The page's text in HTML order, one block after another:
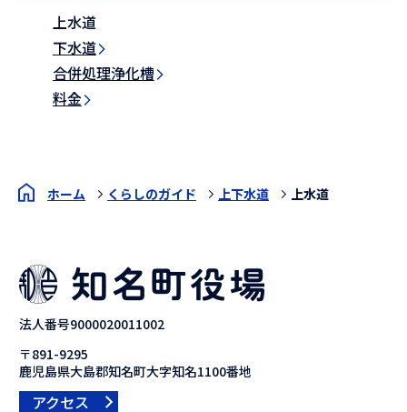
上水道
下水道
合併処理浄化槽
料金
ホーム くらしのガイド 上下水道 上水道
法人番号9000020011002
〒891-9295
鹿児島県大島郡知名町大字知名1100番地
アクセス